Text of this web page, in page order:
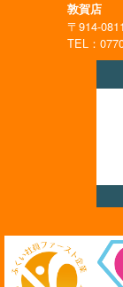
敦賀店
〒914-
TEL：